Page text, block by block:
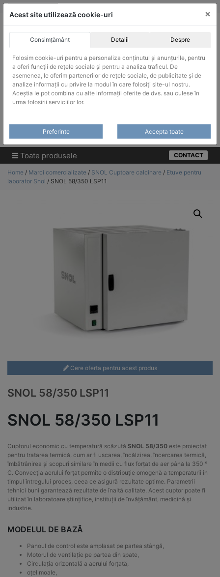
Skip
ACHIZITII PUBLICE
Produsele pot fi achizitionate si in sistemul SEAP / SICAP
Products
Toate produsele CONTACT
Home / Marci comercializate / SNOL Cuptoare calcinare / Etuve pentru
laborator Snol / SNOL 58/350 LSP11
Cere oferta pentru acest produs
SNOL 58/350 LSP11
SNOL 58/350 LSP11
Cuptorul economic cu temperatură scăzută SNOL 58/350 este proiectat
pentru tratarea termică, cum ar fi uscarea, încălzirea, încercarea termică,
îmbătrânirea și scopuri similare în medii cu flux forțat de aer până la 350 °
C. Convecția aerului forțat permite o distribuție omogenă a temperaturii în
timpul întregului proces, ceea ce asigură rezultate optime. Parametrii
tehnici buni garantează rezultate de înaltă calitate. Acest cuptor poate fi
utilizat în laboratoare științifice, instituții de învățământ, medicină și
industrie.
MODELUL DE BAZĂ
Panoul de control este amplasat pe partea stângă,
Motorul de ventilație pe partea din spate,
Circulația orizontală a aerului forțată,
oțel moale,
Acest site utilizează cookie-uri ×
Consimțământ Detalii Despre
Folosim cookie-uri pentru a personaliza conținutul și anunțurile, pentru
a oferi funcții de rețele sociale și pentru a analiza traficul. De
asemenea, le oferim partenerilor de rețele sociale, de publicitate și de
analize informații cu privire la modul în care folosiți site-ul nostru.
Aceștia le pot combina cu alte informații oferite de dvs. sau culese în
urma folosirii serviciilor lor.
Preferinte Accepta toate